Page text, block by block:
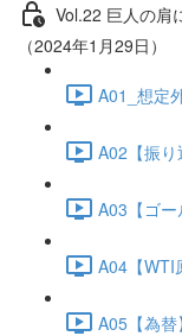
Vol.22 巨人の肩
（2024年1月29日）
A01_想定
A02【振
A03【ゴ
A04【WTI
A05【為